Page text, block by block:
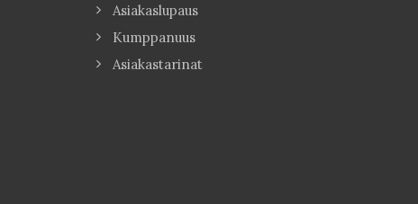
Asiakaslupaus
Kumppanuus
Asiakastarinat